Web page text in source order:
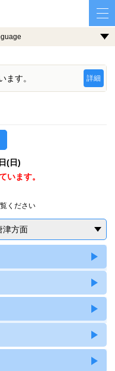
ます。 詳細
(日)
います。
ください
方面